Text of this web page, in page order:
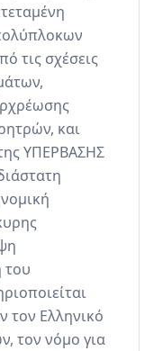
τις σχέσεις
και
ΥΠΕΡΒΑΣΗΣ
του
τον Ελληνικό
τον νόμο για